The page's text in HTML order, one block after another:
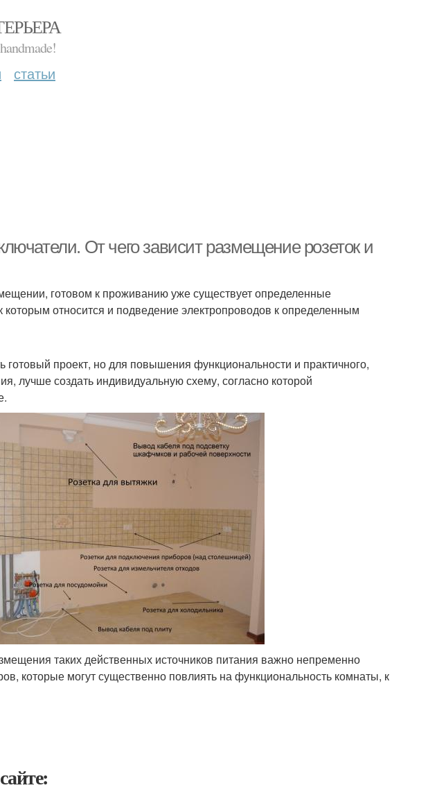
статьи
От чего зависит размещение розеток и
готовом к проживанию уже существует определенные
относится и подведение электропроводов к определенным
проект, но для повышения функциональности и практичного,
лучше создать индивидуальную схему, согласно которой
таких действенных источников питания важно непременно
которые могут существенно повлиять на функциональность комнаты, к